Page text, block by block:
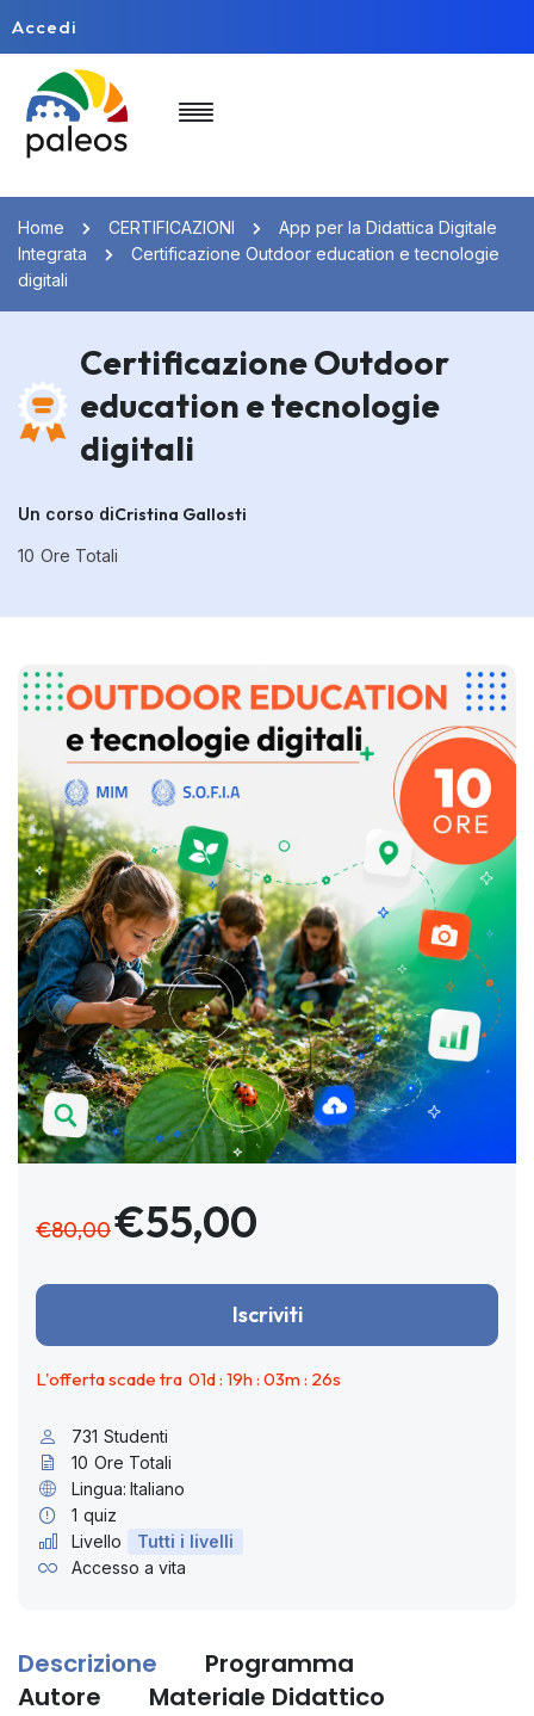
Accedi
Home CERTIFICAZIONI
App per la Didattica Digitale
Integrata
Certificazione Outdoor education e tecnologie
digitali
Certificazione Outdoor
education e tecnologie
digitali
Un corso diCristina Gallosti
10 Ore Totali
Descrizione
Programma
Autore
Materiale Didattico
€80,00€55,00
Iscriviti
L'offerta scade tra 01d : 19h : 03m : 25s
731 Studenti
10 Ore Totali
Lingua: Italiano
1 quiz
Livello
Tutti i livelli
Accesso a vita